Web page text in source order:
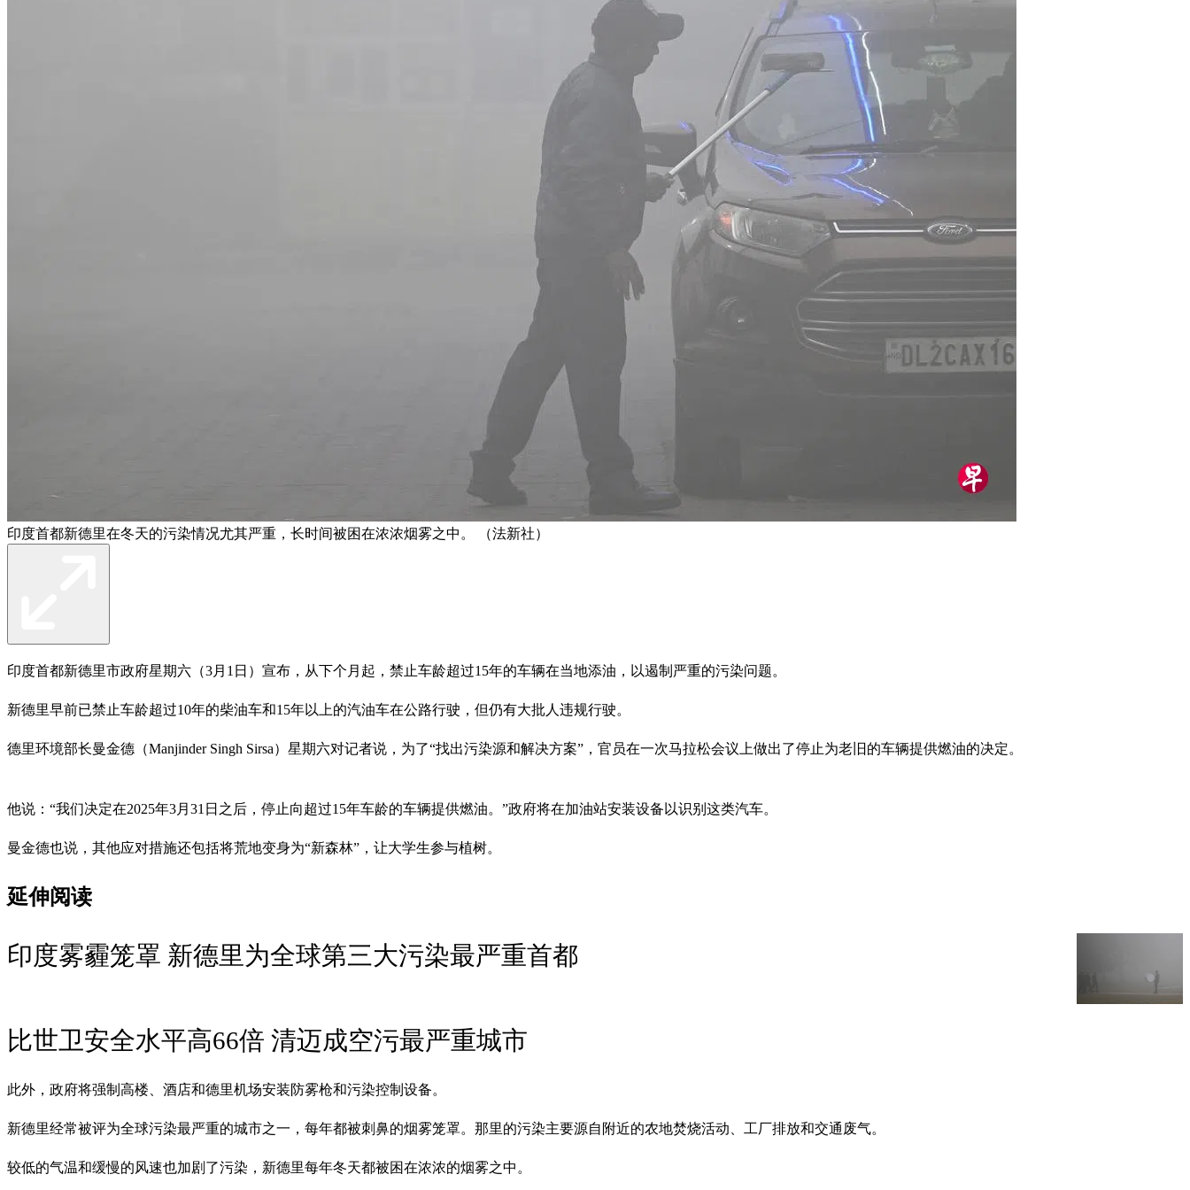
印度首都新德里在冬天的污染情况尤其严重，长时间被困在浓浓烟雾之中。 （法新社）
印度首都新德里市政府星期六（3月1日）宣布，从下个月起，禁止车龄超过15年的车辆在当地添油，以遏制严重的污染问题。
新德里早前已禁止车龄超过10年的柴油车和15年以上的汽油车在公路行驶，但仍有大批人违规行驶。
德里环境部长曼金德（Manjinder Singh Sirsa）星期六对记者说，为了“找出污染源和解决方案”，官员在一次马拉松会议上做出了停止为老旧的车辆提供燃油的决定。
他说：“我们决定在2025年3月31日之后，停止向超过15年车龄的车辆提供燃油。”政府将在加油站安装设备以识别这类汽车。
曼金德也说，其他应对措施还包括将荒地变身为“新森林”，让大学生参与植树。
延伸阅读
印度雾霾笼罩 新德里为全球第三大污染最严重首都
比世卫安全水平高66倍 清迈成空污最严重城市
此外，政府将强制高楼、酒店和德里机场安装防雾枪和污染控制设备。
新德里经常被评为全球污染最严重的城市之一，每年都被刺鼻的烟雾笼罩。那里的污染主要源自附近的农地焚烧活动、工厂排放和交通废气。
较低的气温和缓慢的风速也加剧了污染，新德里每年冬天都被困在浓浓的烟雾之中。